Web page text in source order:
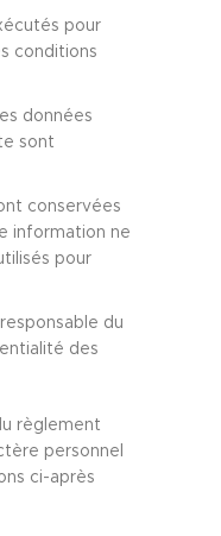
pour
conditions
données
sont
conservées
information ne
pour
du
des
règlement
personnel
ci-après